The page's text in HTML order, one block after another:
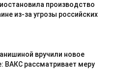
производство
из-за угрозы российских
вручили новое
ВАКС рассматривает меру